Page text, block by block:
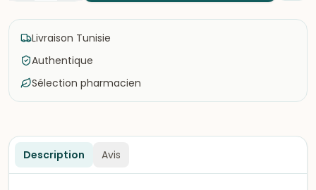
Livraison Tunisie
Authentique
Sélection pharmacien
Description Avis